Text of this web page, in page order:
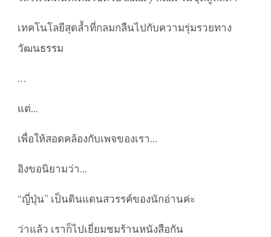
เทคโนโลยีสุดล้ำที่กลมกลืนไปกับความรุ่มรวยทาง
วัฒนธรรม
…
แต่...
เพื่อให้สอดคล้องกับเพจของเรา...
อิงขอนิยามว่า...
“ญี่ปุ่น” เป็นดินแดนสวรรค์ของนักอ่านค่ะ
ว่าแล้ว เราก็ไปเยี่ยมชมร้านหนังสือกัน